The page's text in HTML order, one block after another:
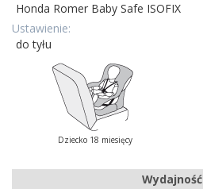
Honda Romer Baby Safe ISOFIX
Ustawienie:
do tyłu
Dziecko 18 miesięcy
Wydajność